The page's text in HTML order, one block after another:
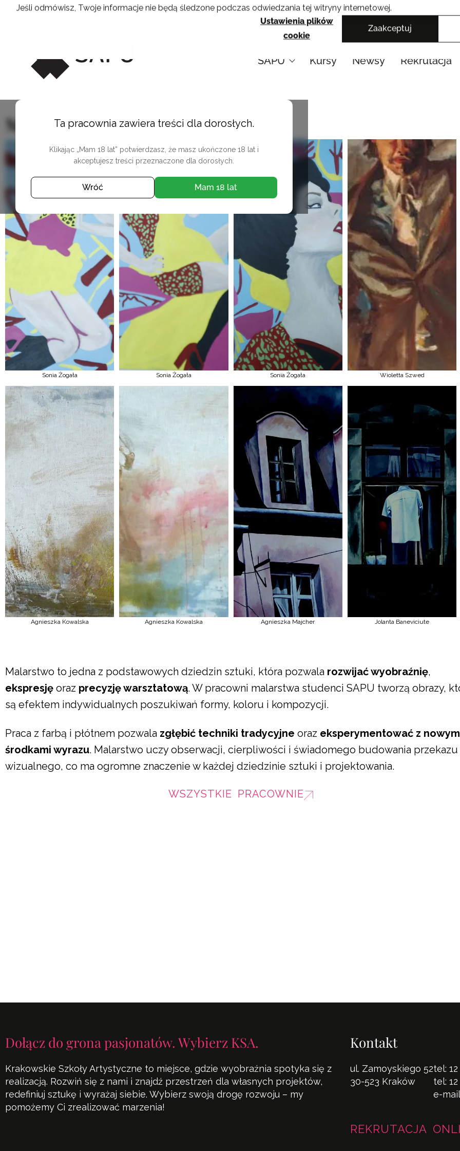
Jeśli odmówisz, Twoje informacje nie będą śledzone podczas odwiedzania tej witryny internetowej.
Ustawienia plików
cookie
Zaakceptuj
Przejdź
Krakowskie Szkoły Artystyczne
SAPU Kursy Newsy Rekrutacja
Ta pracownia zawiera treści dla dorosłych.
Klikając „Mam 18 lat” potwierdzasz, że masz ukończone 18 lat i
akceptujesz treści przeznaczone dla dorosłych.
Wróć Mam 18 lat
Malarstwo
Sonia Żogała Sonia Żogała Sonia Żogała Wioletta Szwed
Agnieszka Kowalska Agnieszka Kowalska Agnieszka Majcher Jolanta Baneviciute
Malarstwo to jedna z podstawowych dziedzin sztuki, która pozwala rozwijać wyobraźnię,
ekspresję oraz precyzję warsztatową. W pracowni malarstwa studenci SAPU tworzą obrazy,
są efektem indywidualnych poszukiwań formy, koloru i kompozycji.
Praca z farbą i płótnem pozwala zgłębić techniki tradycyjne oraz eksperymentować z
środkami wyrazu. Malarstwo uczy obserwacji, cierpliwości i świadomego budowania przekazu
wizualnego, co ma ogromne znaczenie w każdej dziedzinie sztuki i projektowania.
WSZYSTKIE PRACOWNIE
Dołącz do grona pasjonatów. Wybierz KSA.
Krakowskie Szkoły Artystyczne to miejsce, gdzie wyobraźnia spotyka się z
realizacją. Rozwiń się z nami i znajdź przestrzeń dla własnych projektów,
redefiniuj sztukę i wyrażaj siebie. Wybierz swoją drogę rozwoju – my
pomożemy Ci zrealizować marzenia!
Kontakt
ul. Zamoyskiego 52
30-523 Kraków
tel:
tel:
e-
REKRUTACJA